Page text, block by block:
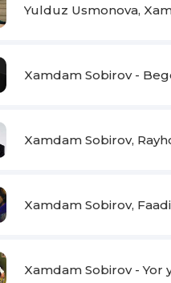
Yulduz Usmonova,
Xamdam Sobirov -
Xamdam Sobirov,
Xamdam Sobirov,
Xamdam Sobirov - Yor